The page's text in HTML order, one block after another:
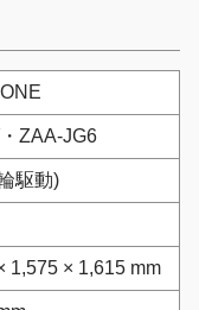
ZAA-JG6
駆動)
1,575 × 1,615 mm